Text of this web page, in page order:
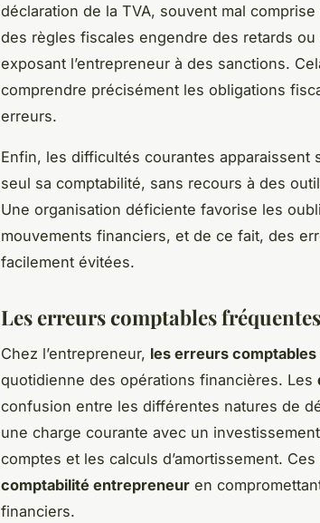
déclaration de la TVA, souvent mal
des règles fiscales engendre des retards
exposant l’entrepreneur à des sanctions.
comprendre précisément les obligations
erreurs.
Enfin, les difficultés courantes apparaissent
seul sa comptabilité, sans recours à des
Une organisation déficiente favorise les
mouvements financiers, et de ce fait, des
facilement évitées.
Les erreurs comptables
Chez l’entrepreneur, les erreurs comptables
quotidienne des opérations financières. Les
confusion entre les différentes natures de
une charge courante avec un
comptes et les calculs d’amortissement.
comptabilité entrepreneur en
financiers.